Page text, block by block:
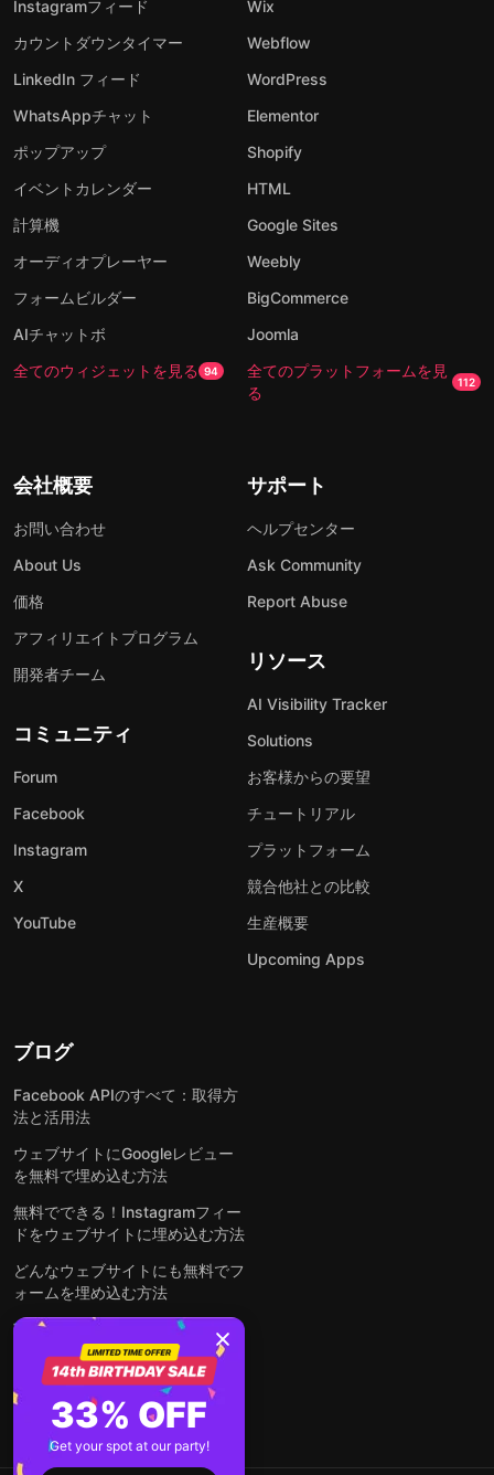
Instagramフィード
カウントダウンタイマー
LinkedIn フィード
WhatsAppチャット
ポップアップ
イベントカレンダー
計算機
オーディオプレーヤー
フォームビルダー
AIチャットボ
全てのウィジェットを見る 94
Wix
Webflow
WordPress
Elementor
Shopify
HTML
Google Sites
Weebly
BigCommerce
Joomla
全てのプラットフォームを見
る
112
会社概要
お問い合わせ
About Us
価格
アフィリエイトプログラム
開発者チーム
コミュニティ
Forum
Facebook
Instagram
X
YouTube
サポート
ヘルプセンター
Ask Community
Report Abuse
リソース
AI Visibility Tracker
Solutions
お客様からの要望
チュートリアル
プラットフォーム
競合他社との比較
生産概要
Upcoming Apps
ブログ
Facebook APIのすべて：取得方
法と活用法
ウェブサイトにGoogleレビュー
を無料で埋め込む方法
無料でできる！Instagramフィー
ドをウェブサイトに埋め込む方法
どんなウェブサイトにも無料でフ
ォームを埋め込む方法
WordPressサイトにLinkedInフ
ィードを埋め込む方法は？
全ての投稿を見る
33% OFF
Get your spot at our party!